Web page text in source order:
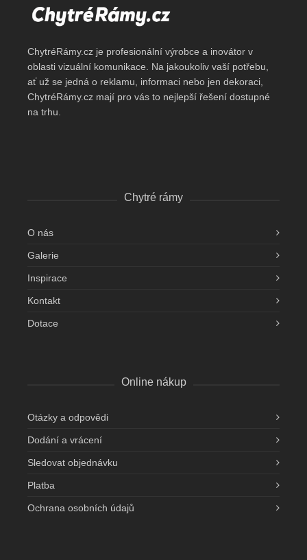
ChytréRámy.cz je profesionální výrobce a inovátor v
oblasti vizuální komunikace. Na jakoukoliv vaší potřebu,
ať už se jedná o reklamu, informaci nebo jen dekoraci,
ChytréRámy.cz mají pro vás to nejlepší řešení dostupné
na trhu.
Chytré rámy
O nás
Galerie
Inspirace
Kontakt
Dotace
Online nákup
Otázky a odpovědi
Dodání a vrácení
Sledovat objednávku
Platba
Ochrana osobních údajů